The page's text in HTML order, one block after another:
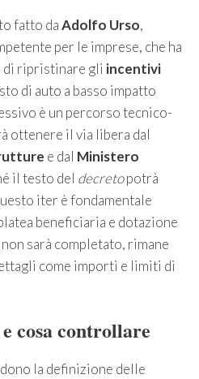
fatto daAdolfo Urso,
per le imprese, che ha
di ripristinare gli incentivi
di auto a basso impatto
è un percorso tecnico-
ottenere il via libera dal
e dal Ministero
il testo del decretopotrà
iter è fondamentale
beneficiaria e dotazione
sarà completato, rimane
come importi e limiti di
cosa controllare
la definizione delle